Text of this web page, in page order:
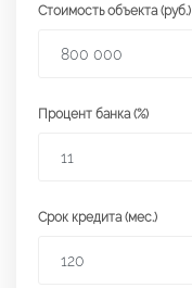
Стоимость объекта (руб.)
Процент банка (%)
Срок кредита (мес.)